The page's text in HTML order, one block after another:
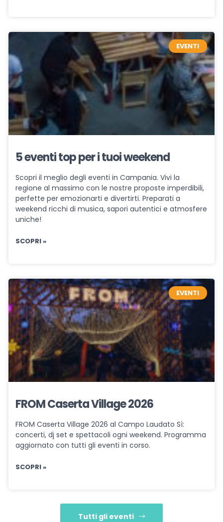
EVENTI
5 eventi top per i tuoi weekend
Scopri il meglio degli eventi in Campania. Vivi la
regione al massimo con le nostre proposte imperdibili,
perfette per emozionarti e divertirti. Preparati a
weekend ricchi di musica, sapori autentici e atmosfere
uniche!
SCOPRI »
EVENTI
FROM Caserta Village 2026
FROM Caserta Village 2026 al Campo Laudato Sì:
concerti, dj set e spettacoli ogni weekend. Programma
aggiornato con tutti gli eventi in corso.
SCOPRI »
Tutti gli eventi